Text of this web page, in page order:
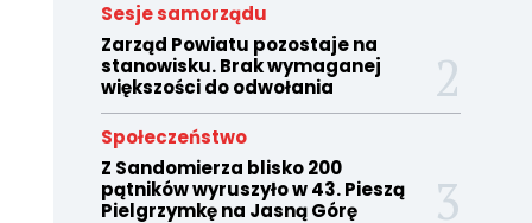
Sesje samorządu
Zarząd Powiatu pozostaje na
stanowisku. Brak wymaganej
większości do odwołania
Społeczeństwo
Z Sandomierza blisko 200
pątników wyruszyło w 43. Pieszą
Pielgrzymkę na Jasną Górę